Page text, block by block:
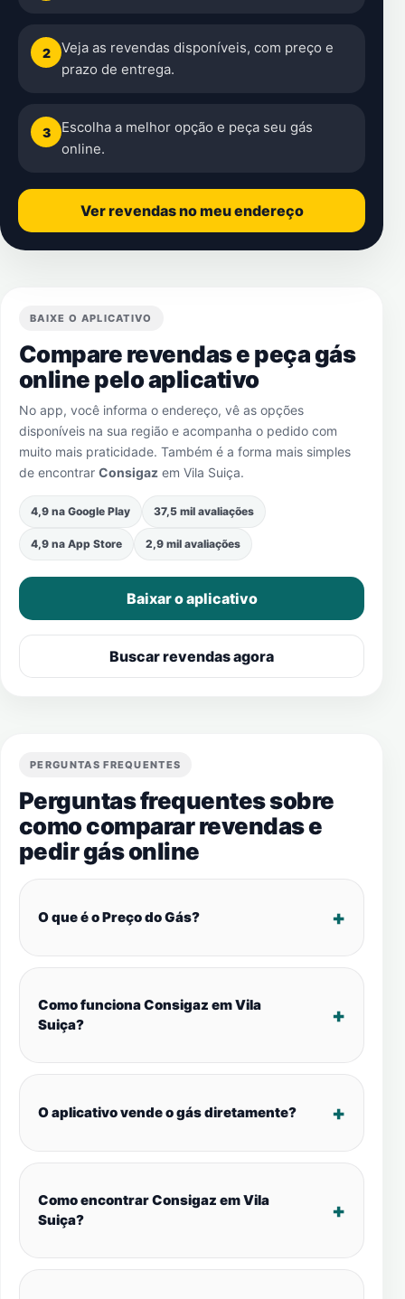
2
Veja as revendas disponíveis, com preço e
prazo de entrega.
3
Escolha a melhor opção e peça seu gás
online.
Ver revendas no meu endereço
BAIXE O APLICATIVO
Compare revendas e peça gás
online pelo aplicativo
No app, você informa o endereço, vê as opções
disponíveis na sua região e acompanha o pedido com
muito mais praticidade. Também é a forma mais simples
de encontrar Consigaz em Vila Suiça.
4,9 na Google Play 37,5 mil avaliações
4,9 na App Store 2,9 mil avaliações
Baixar o aplicativo
Buscar revendas agora
PERGUNTAS FREQUENTES
Perguntas frequentes sobre
como comparar revendas e
pedir gás online
O que é o Preço do Gás?
Como funciona Consigaz em Vila
Suiça?
O aplicativo vende o gás diretamente?
Como encontrar Consigaz em Vila
Suiça?